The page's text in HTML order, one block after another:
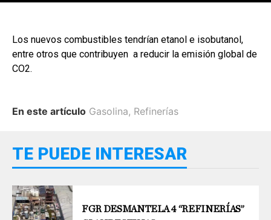
Los nuevos combustibles tendrían etanol e isobutanol,
entre otros que contribuyen a reducir la emisión global de
CO2.
En este artículo Gasolina, Refinerías
TE PUEDE INTERESAR
FGR DESMANTELA 4 “REFINERÍAS”